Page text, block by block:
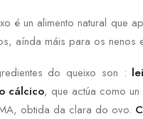
é un alimento natural que
aínda máis para os
do queixo son :
cálcico, que actúa como
obtida da clara do ovo.